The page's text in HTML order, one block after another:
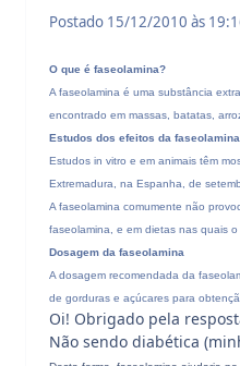
Postado 15/12/2010 às
O que é faseolamina?
A faseolamina é uma substância
encontrado em massas, batatas,
Estudos dos efeitos da faseolamina
Estudos in vitro e em animais têm
Extremadura, na Espanha, de
A faseolamina comumente não
faseolamina, e em dietas nas quais
Dosagem da faseolamina
A dosagem recomendada da
de gorduras e açúcares para
Oi! Obrigado pela
Não sendo diabética